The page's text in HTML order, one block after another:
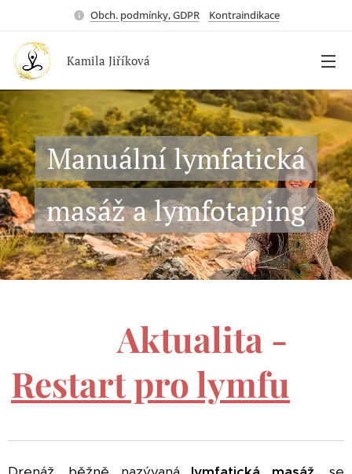
Obch. podmínky, GDPR Kontraindikace
Kamila Jiříková
Manuální lymfatická
masáž a lymfotaping
Aktualita -
Restart pro lymfu